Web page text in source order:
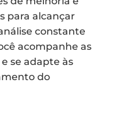
para alcançar
constante
acompanhe as
se adapte às
do